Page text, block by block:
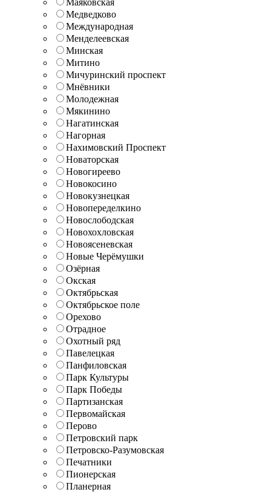
Медведково
Международная
Менделеевская
Минская
Митино
Мичуринский проспект
Мнёвники
Молодежная
Мякинино
Нагатинская
Нагорная
Нахимовский Проспект
Новаторская
Новогиреево
Новокосино
Новокузнецкая
Новопеределкино
Новослободская
Новохохловская
Новоясеневская
Новые Черёмушки
Озёрная
Окская
Октябрьская
Октябрьское поле
Орехово
Отрадное
Охотный ряд
Павелецкая
Панфиловская
Парк Культуры
Парк Победы
Партизанская
Первомайская
Перово
Петровский парк
Петровско-Разумовская
Печатники
Пионерская
Планерная